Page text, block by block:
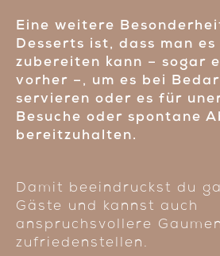
Eine weitere
Desserts ist, dass man es
zubereiten kann – sogar
vorher –, um es bei
servieren oder es für
Besuche oder spontane
bereitzuhalten.
Damit beeindruckst du
Gäste und kannst auch
anspruchsvollere Gaumen
zufriedenstellen.